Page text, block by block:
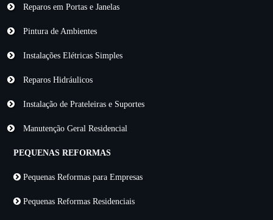
Reparos em Portas e Janelas
Pintura de Ambientes
Instalações Elétricas Simples
Reparos Hidráulicos
Instalação de Prateleiras e Suportes
Manutenção Geral Residencial
PEQUENAS REFORMAS
Pequenas Reformas para Empresas
Pequenas Reformas Residenciais